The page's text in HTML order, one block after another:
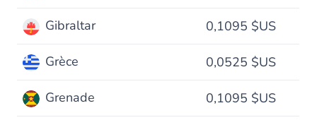
Gibraltar 0,1095 $US
Grèce 0,0525 $US
Grenade 0,1095 $US